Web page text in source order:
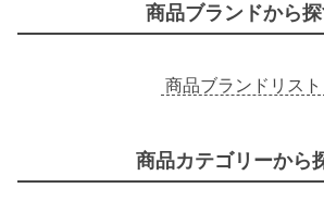
商品ブランドから
商品ブランドリスト
商品カテゴリーから